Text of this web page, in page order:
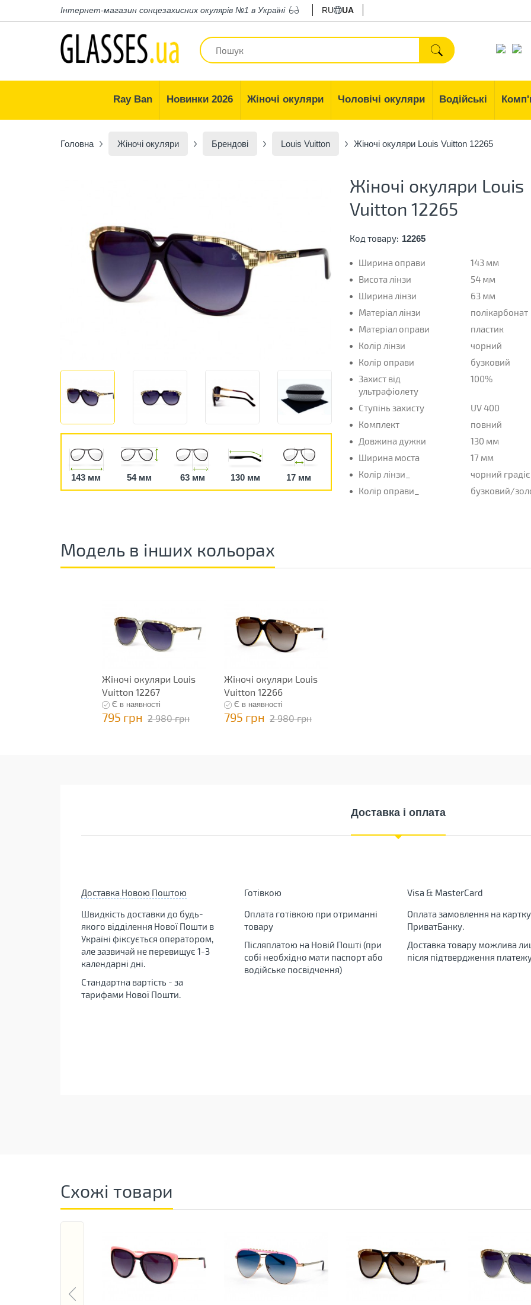
Інтернет-магазин сонцезахисних окулярів №1 в Україні RU UA
Ray Ban Новинки 2026 Жіночі окуляри Чоловічі окуляри Водійські
Головна Жіночі окуляри Брендові Louis Vuitton Жіночі окуляри Louis Vuitton 12265
143 мм 54 мм 63 мм 130 мм 17 мм
Жіночі окуляри Louis
Vuitton 12265
Код товару: 12265
Ширина оправи
143 мм
Висота лінзи
54 мм
Ширина лінзи
63 мм
Матеріал лінзи
полікарбонат
Матеріал оправи
пластик
Колір лінзи
чорний
Колір оправи
бузковий
Захист від
ультрафіолету
100%
Ступінь захисту
UV 400
Комплект
повний
Довжина дужки
130 мм
Ширина моста
17 мм
Колір лінзи_
чорний
Колір оправи_
бузковий/
Модель в інших кольорах
Жіночі окуляри Louis
Vuitton 12267
Є в наявності
795 грн 2 980 грн
Жіночі окуляри Louis
Vuitton 12266
Є в наявності
795 грн 2 980 грн
Доставка і оплата
Доставка Новою Поштою
Швидкість доставки до будь-
якого відділення Нової Пошти в
Україні фіксується оператором,
але зазвичай не перевищує 1-3
календарні дні.
Стандартна вартість - за
тарифами Нової Пошти.
Готівкою
Оплата готівкою при отриманні
товару
Післяплатою на Новій Пошті (при
собі необхідно мати паспорт або
водійське посвідчення)
Visa & MasterCard
Оплата замовлення на картку
ПриватБанку.
Доставка товару можлива
після підтвердження
Схожі товари